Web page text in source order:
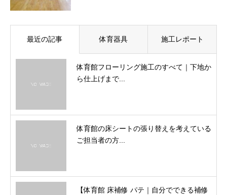
最近の記事 体育器具 施工レポート
体育館フローリング施工のすべて｜下地か
ら仕上げまで...
体育館の床シートの張り替えを考えている
ご担当者の方...
【体育館 床補修 パテ｜自分でできる補修